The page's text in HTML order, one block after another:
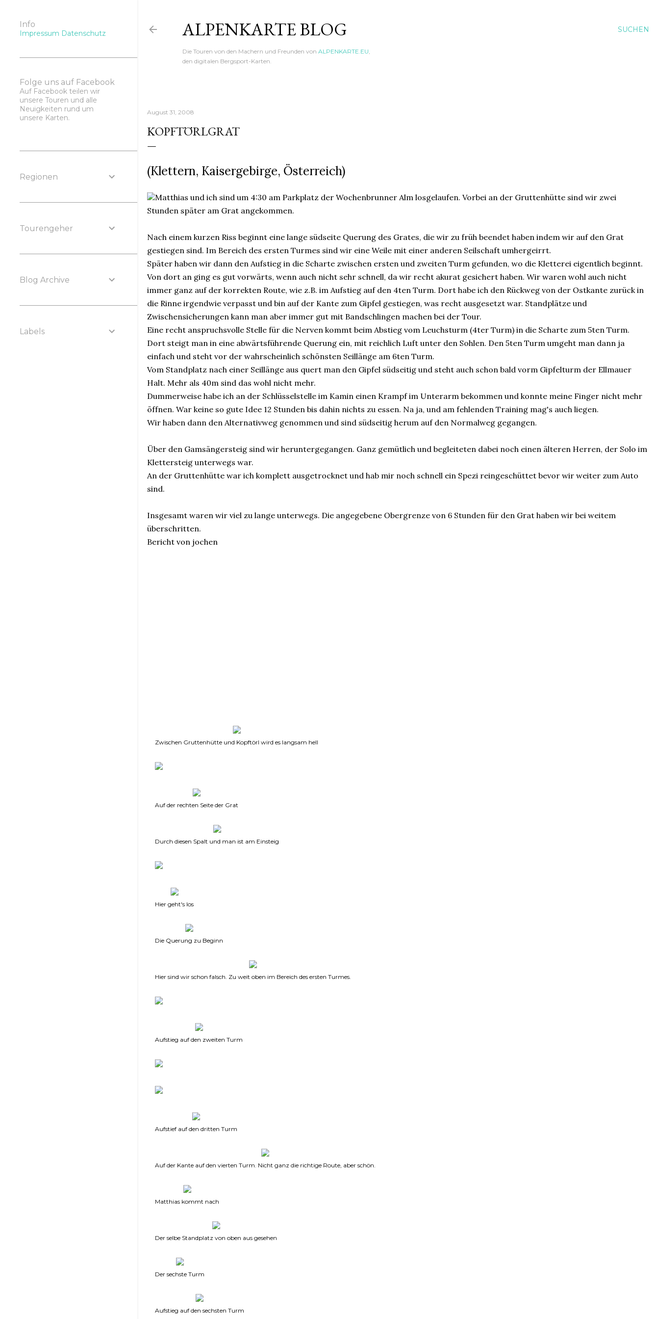
SUCHEN
ALPENKARTE BLOG
Die Touren von den Machern und Freunden von ALPENKARTE.EU,
den digitalen Bergsport-Karten.
August 31, 2008
KOPFTÖRLGRAT
(Klettern, Kaisergebirge, Österreich)
Matthias und ich sind um 4:30 am Parkplatz der Wochenbrunner Alm losgelaufen. Vorbei an der Gruttenhütte sind wir zwei
Stunden später am Grat angekommen.
Nach einem kurzen Riss beginnt eine lange südseite Querung des Grates, die wir zu früh beendet haben indem wir auf den Grat
gestiegen sind. Im Bereich des ersten Turmes sind wir eine Weile mit einer anderen Seilschaft umhergeirrt.
Später haben wir dann den Aufstieg in die Scharte zwischen ersten und zweiten Turm gefunden, wo die Kletterei eigentlich beginnt.
Von dort an ging es gut vorwärts, wenn auch nicht sehr schnell, da wir recht akurat gesichert haben. Wir waren wohl auch nicht
immer ganz auf der korrekten Route, wie z.B. im Aufstieg auf den 4ten Turm. Dort habe ich den Rückweg von der Ostkante zurück in
die Rinne irgendwie verpasst und bin auf der Kante zum Gipfel gestiegen, was recht ausgesetzt war. Standplätze und
Zwischensicherungen kann man aber immer gut mit Bandschlingen machen bei der Tour.
Eine recht anspruchsvolle Stelle für die Nerven kommt beim Abstieg vom Leuchsturm (4ter Turm) in die Scharte zum 5ten Turm.
Dort steigt man in eine abwärtsführende Querung ein, mit reichlich Luft unter den Sohlen. Den 5ten Turm umgeht man dann ja
einfach und steht vor der wahrscheinlich schönsten Seillänge am 6ten Turm.
Vom Standplatz nach einer Seillänge aus quert man den Gipfel südseitig und steht auch schon bald vorm Gipfelturm der Ellmauer
Halt. Mehr als 40m sind das wohl nicht mehr.
Dummerweise habe ich an der Schlüsselstelle im Kamin einen Krampf im Unterarm bekommen und konnte meine Finger nicht mehr
öffnen. War keine so gute Idee 12 Stunden bis dahin nichts zu essen. Na ja, und am fehlenden Training mag's auch liegen.
Wir haben dann den Alternativweg genommen und sind südseitig herum auf den Normalweg gegangen.
Über den Gamsängersteig sind wir heruntergegangen. Ganz gemütlich und begleiteten dabei noch einen älteren Herren, der Solo im
Klettersteig unterwegs war.
An der Gruttenhütte war ich komplett ausgetrocknet und hab mir noch schnell ein Spezi reingeschüttet bevor wir weiter zum Auto
sind.
Insgesamt waren wir viel zu lange unterwegs. Die angegebene Obergrenze von 6 Stunden für den Grat haben wir bei weitem
überschritten.
Bericht von jochen
Zwischen Gruttenhütte und Kopftörl wird es langsam hell
Auf der rechten Seite der Grat
Durch diesen Spalt und man ist am Einsteig
Hier geht's los
Die Querung zu Beginn
Hier sind wir schon falsch. Zu weit oben im Bereich des ersten Turmes.
Aufstieg auf den zweiten Turm
Aufstief auf den dritten Turm
Auf der Kante auf den vierten Turm. Nicht ganz die richtige Route, aber schön.
Matthias kommt nach
Der selbe Standplatz von oben aus gesehen
Der sechste Turm
Aufstieg auf den sechsten Turm
Info
Impressum Datenschutz
Folge uns auf Facebook
Auf Facebook teilen wir
unsere Touren und alle
Neuigkeiten rund um
unsere Karten.
Regionen
Tourengeher
Blog Archive
Labels